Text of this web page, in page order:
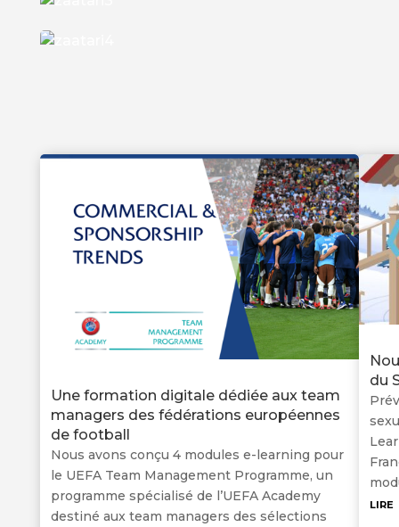
Une formation digitale dédiée aux team
managers des fédérations européennes
de football
Nous avons conçu 4 modules e-learning pour
le UEFA Team Management Programme, un
programme spécialisé de l’UEFA Academy
destiné aux team managers des sélections
du
lire